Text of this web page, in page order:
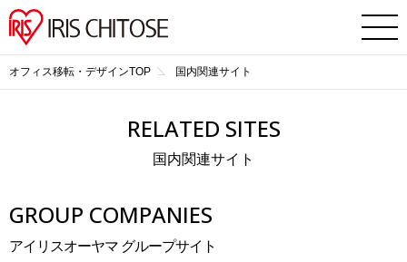
オフィス移転・デザインTOP 国内関連サイト
RELATED SITES
国内関連サイト
GROUP COMPANIES
アイリスオーヤマ グループサイト